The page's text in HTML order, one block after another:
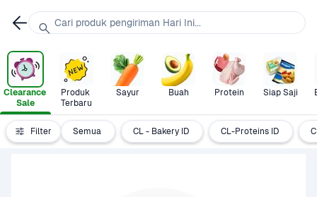
Clearance
Sale
Produk
Terbaru
Sayur Buah Protein Siap Saji
Filter Semua CL - Bakery ID CL-Proteins ID
Cari produk pengiriman Hari Ini...